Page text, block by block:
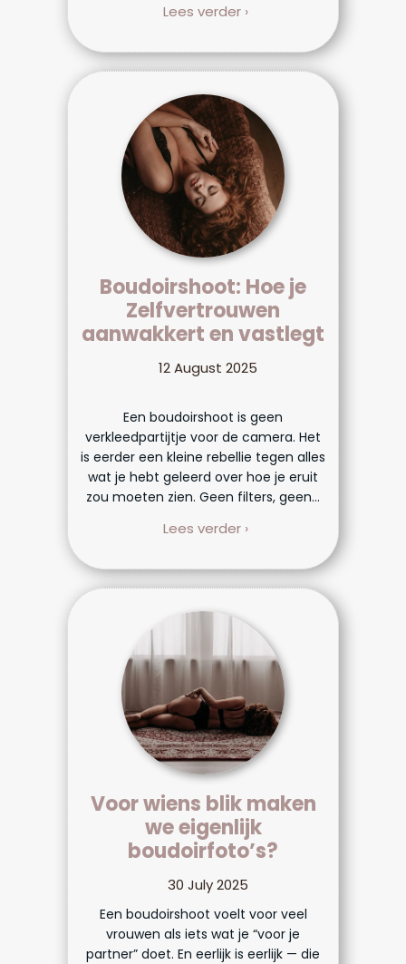
Lees verder ›
Boudoirshoot: Hoe je
Zelfvertrouwen
aanwakkert en vastlegt
12 August 2025
Een boudoirshoot is geen
verkleedpartijtje voor de camera. Het
is eerder een kleine rebellie tegen alles
wat je hebt geleerd over hoe je eruit
zou moeten zien. Geen filters, geen...
Lees verder ›
Voor wiens blik maken
we eigenlijk
boudoirfoto’s?
30 July 2025
Een boudoirshoot voelt voor veel
vrouwen als iets wat je “voor je
partner” doet. En eerlijk is eerlijk — die